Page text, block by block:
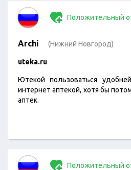
Положительный
Archi (Нижний Новгород)
uteka.ru
Ютекой пользоваться
интернет аптекой, хотя бы
аптек.
Положительный